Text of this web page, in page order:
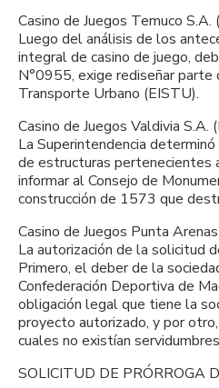
Casino de Juegos Temuco S.A.
Luego del análisis de los
integral de casino de juego,
N°0955, exige rediseñar
Transporte Urbano (EISTU).
Casino de Juegos Valdivia S.A.
La Superintendencia
de estructuras pertenecientes
informar al Consejo de
construcción de 1573 que
Casino de Juegos Punta
La autorización de la solicitud
Primero, el deber de la
Confederación Deportiva de
obligación legal que tiene la
proyecto autorizado, y por
cuales no existían
SOLICITUD DE PRÓRROGA